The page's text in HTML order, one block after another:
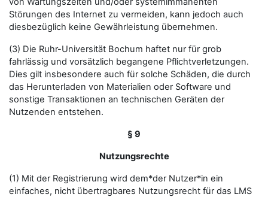
Störungen des Internet zu vermeiden, kann jedoch auch
diesbezüglich keine Gewährleistung übernehmen.
(3) Die Ruhr-Universität Bochum haftet nur für grob
fahrlässig und vorsätzlich begangene Pflichtverletzungen.
Dies gilt insbesondere auch für solche Schäden, die durch
das Herunterladen von Materialien oder Software und
sonstige Transaktionen an technischen Geräten der
Nutzenden entstehen.
§ 9
Nutzungsrechte
(1) Mit der Registrierung wird dem*der Nutzer*in ein
einfaches, nicht übertragbares Nutzungsrecht für das LMS